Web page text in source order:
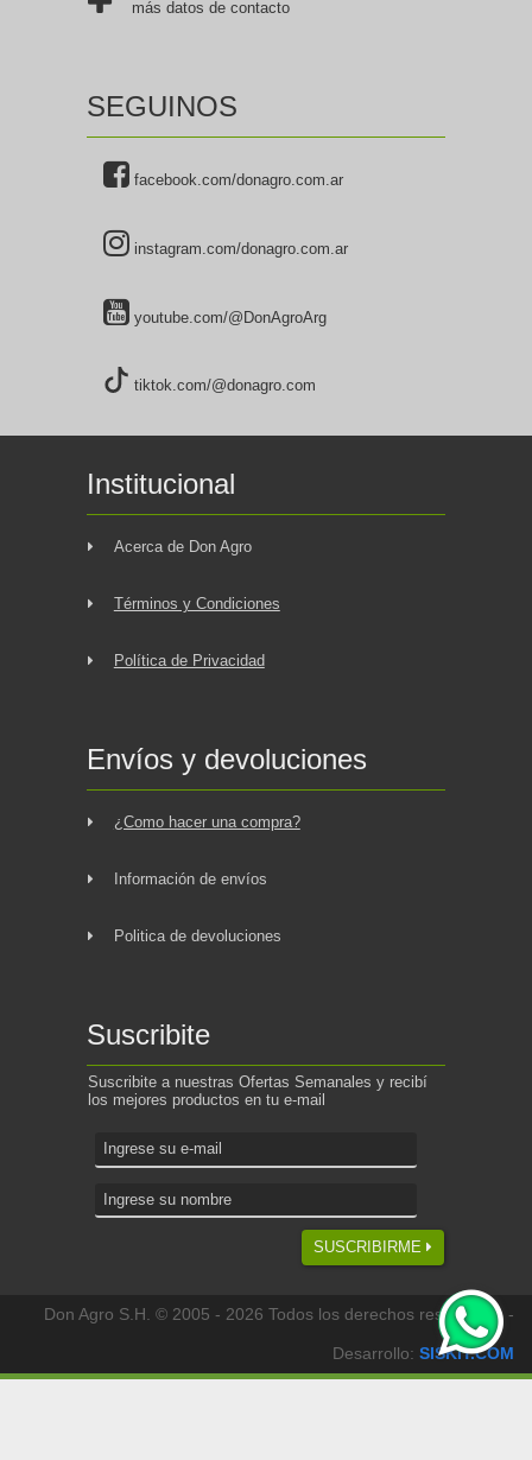
más datos de contacto
SEGUINOS
facebook.com/donagro.com.ar
instagram.com/donagro.com.ar
youtube.com/@DonAgroArg
tiktok.com/@donagro.com
Institucional
Acerca de Don Agro
Términos y Condiciones
Política de Privacidad
Envíos y devoluciones
¿Como hacer una compra?
Información de envíos
Politica de devoluciones
Suscribite
Suscribite a nuestras Ofertas Semanales y recibí
los mejores productos en tu e-mail
SUSCRIBIRME
Don Agro S.H. © 2005 - 2026 Todos los derechos reservados -
Desarrollo: SISKIT.COM